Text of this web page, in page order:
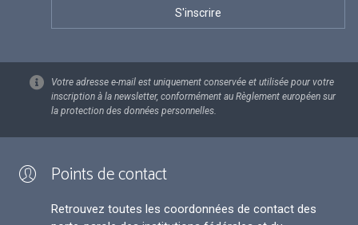
Votre adresse e-mail est uniquement conservée et utilisée pour votre
inscription à la newsletter, conformément au Règlement européen sur
la protection des données personnelles.
Points de contact
Retrouvez toutes les coordonnées de contact des